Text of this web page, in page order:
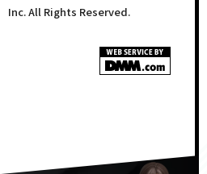
Inc. All Rights Reserved.